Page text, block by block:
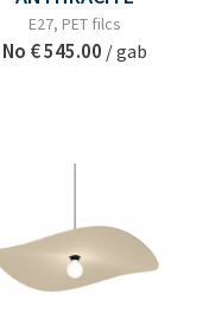
E27, PET filcs
No € 545.00 / gab